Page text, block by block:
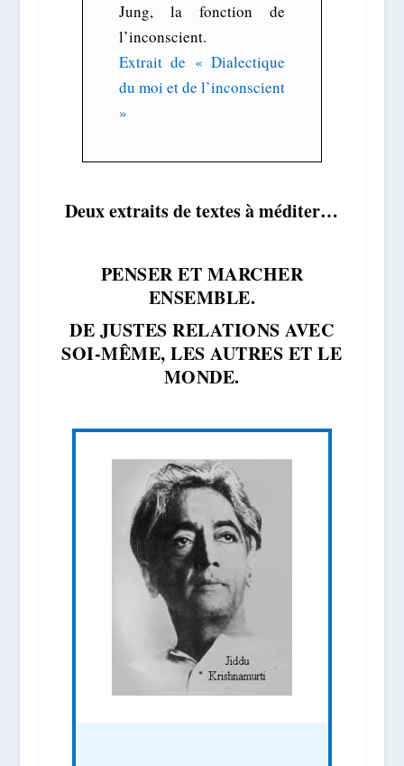
Jung, la fonction de
l’inconscient.
Extrait de « Dialectique
du moi et de l’inconscient
»
Deux extraits de textes à méditer…
PENSER ET MARCHER
ENSEMBLE.
DE JUSTES RELATIONS AVEC
SOI-MÊME, LES AUTRES ET LE
MONDE.